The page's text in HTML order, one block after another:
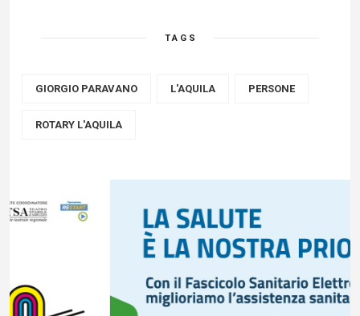
TAGS
GIORGIO PARAVANO L'AQUILA PERSONE
ROTARY L'AQUILA